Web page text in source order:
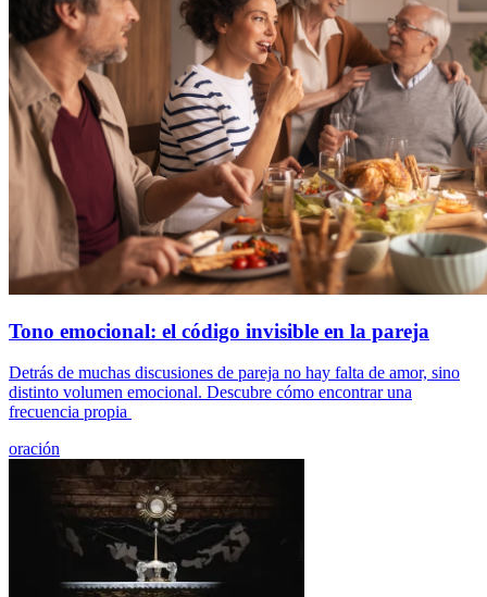
Tono emocional: el código invisible en la pareja
Detrás de muchas discusiones de pareja no hay falta de amor, sino
distinto volumen emocional. Descubre cómo encontrar una
frecuencia propia
oración